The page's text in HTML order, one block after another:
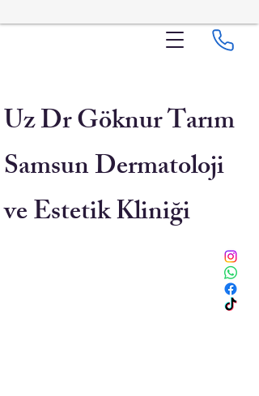
Uz Dr Göknur Tarım
Samsun Dermatoloji
ve Estetik Kliniği